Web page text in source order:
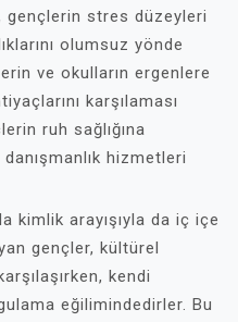
gençlerin stres düzeyleri
olumsuz yönde
ve okulların ergenlere
karşılaması
ruh sağlığına
hizmetleri
kimlik arayışıyla da iç içe
gençler, kültürel
kendi
eğilimindedirler. Bu